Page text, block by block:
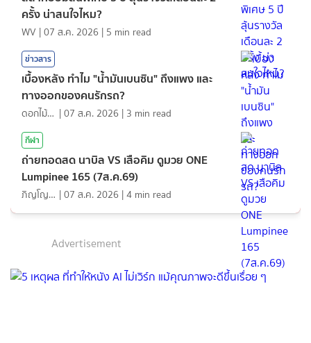
ครั้ง น่าสนใจไหม?
WV |07 ส.ค. 2026 | 5 min read
ข่าวสาร
เบื้องหลัง ทำไม "น้ำมันเบนซิน" ถึงแพง และ
ทางออกของคนรักรถ?
ดอกไม้กับสายน้ำ |07 ส.ค. 2026 | 3 min read
กีฬา
ถ่ายทอดสด นาบิล VS เสือคิม ดูมวย ONE
Lumpinee 165 (7ส.ค.69)
ภิญโญ ส่องแสง |07 ส.ค. 2026 |4 min read
Advertisement